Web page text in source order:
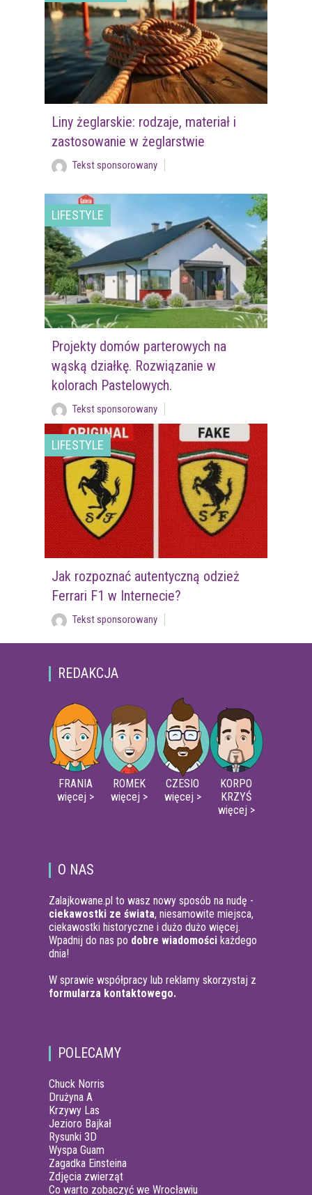
Liny żeglarskie: rodzaje, materiał i
zastosowanie w żeglarstwie
Tekst sponsorowany
LIFESTYLE
Projekty domów parterowych na
wąską działkę. Rozwiązanie w
kolorach Pastelowych.
Tekst sponsorowany
LIFESTYLE
Jak rozpoznać autentyczną odzież
Ferrari F1 w Internecie?
Tekst sponsorowany
REDAKCJA
FRANIA
więcej >
ROMEK
więcej >
CZESIO
więcej >
KORPO
KRZYŚ
więcej >
O NAS
Zalajkowane.pl to wasz nowy sposób na nudę -
ciekawostki ze świata, niesamowite miejsca,
ciekawostki historyczne i dużo dużo więcej.
Wpadnij do nas po dobre wiadomości każdego
dnia!
W sprawie współpracy lub reklamy skorzystaj z
formularza kontaktowego.
POLECAMY
Chuck Norris
Drużyna A
Krzywy Las
Jezioro Bajkał
Rysunki 3D
Wyspa Guam
Zagadka Einsteina
Zdjęcia zwierząt
Co warto zobaczyć we Wrocławiu